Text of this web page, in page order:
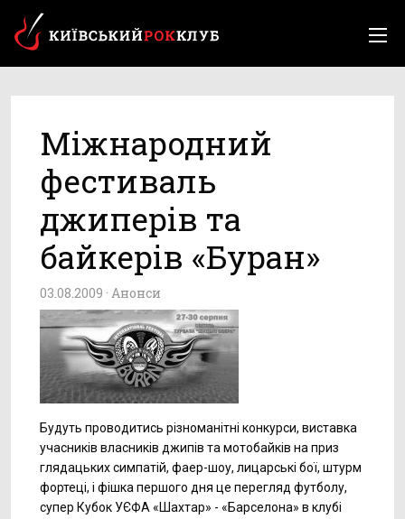
Міжнародний
фестиваль
джиперів та
байкерів «Буран»
03.08.2009 · Анонси
Будуть проводитись різноманітні конкурси, виставка
учасників власників джипів та мотобайків на приз
глядацьких симпатій, фаер-шоу, лицарські бої, штурм
фортеці, і фішка першого дня це перегляд футболу,
супер Кубок УЄФА «Шахтар» - «Барселона» в клубі